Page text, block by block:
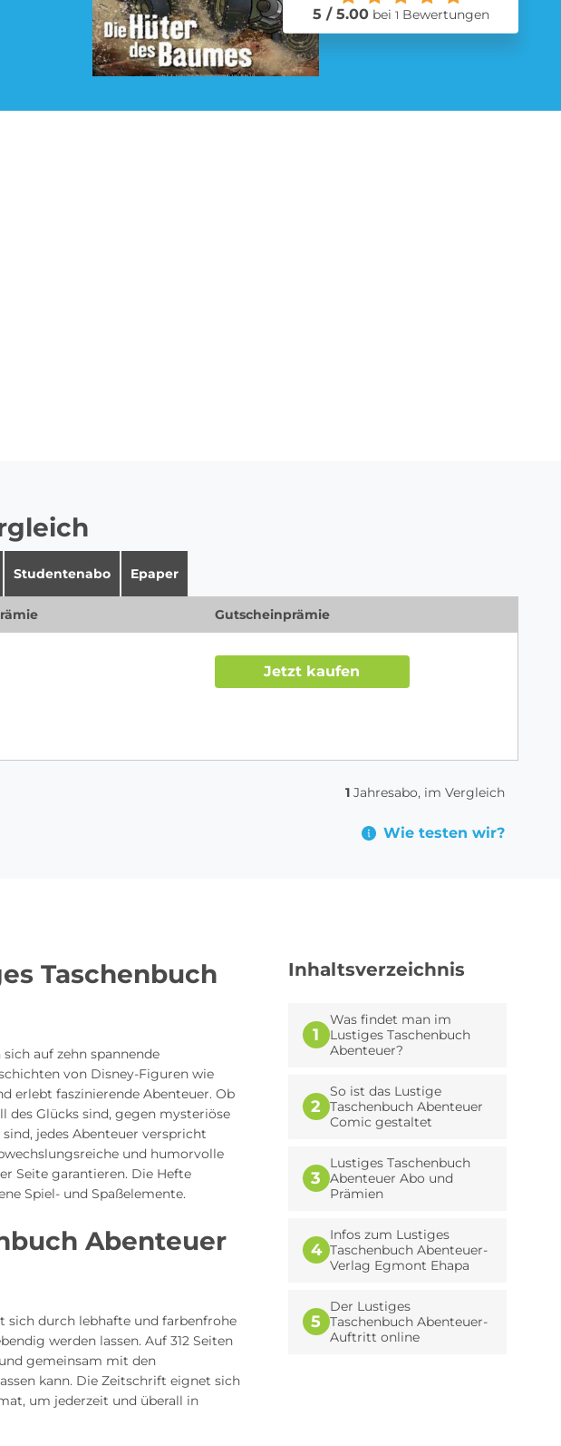
5 / 5.00bei 1 Bewertungen
Studentenabo Epaper
Gutscheinprämie
Jetzt kaufen
1 Jahresabo, im Vergleich
Wie testen wir?
Taschenbuch
auf zehn spannende
von Disney-Figuren wie
erlebt faszinierende Abenteuer. Ob
des Glücks sind, gegen mysteriöse
jedes Abenteuer verspricht
und humorvolle
Seite garantieren. Die Hefte
Spiel- und Spaßelemente.
Abenteuer
sich durch lebhafte und farbenfrohe
werden lassen. Auf 312 Seiten
gemeinsam mit den
kann. Die Zeitschrift eignet sich
um jederzeit und überall in
Inhaltsverzeichnis
1
Was findet man im
Lustiges Taschenbuch
Abenteuer?
2
So ist das Lustige
Taschenbuch Abenteuer
Comic gestaltet
3
Lustiges Taschenbuch
Abenteuer Abo und
Prämien
4
Infos zum Lustiges
Taschenbuch Abenteuer-
Verlag Egmont Ehapa
5
Der Lustiges
Taschenbuch Abenteuer-
Auftritt online